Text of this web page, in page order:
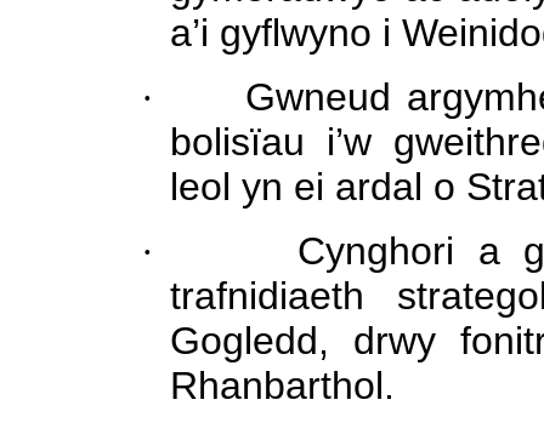
a’i gyflwyno i
·
Gwneud
bolisïau i’w
leol yn ei ardal o
·
Cynghori a
trafnidiaeth
Gogledd, drwy
Rhanbarthol.